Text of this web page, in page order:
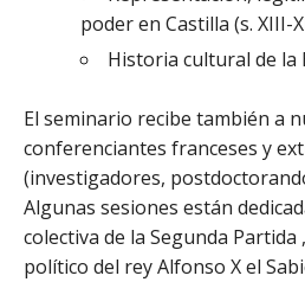
poder en Castilla (s. XIII-
Historia cultural de la
El seminario recibe también a
conferenciantes franceses y
(investigadores,
Algunas sesiones están
colectiva de la Segunda
político del rey Alfonso X el